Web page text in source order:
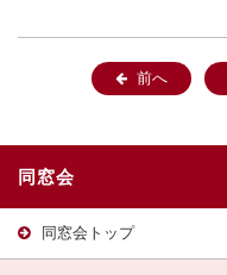
前へ
同窓会
同窓会トップ